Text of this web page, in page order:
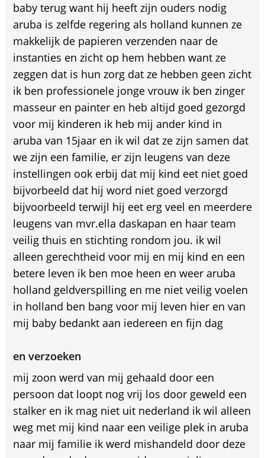
baby terug want hij heeft zijn ouders nodig
aruba is zelfde regering als holland kunnen ze
makkelijk de papieren verzenden naar de
instanties en zicht op hem hebben want ze
zeggen dat is hun zorg dat ze hebben geen zicht
ik ben professionele jonge vrouw ik ben zinger
masseur en painter en heb altijd goed gezorgd
voor mij kinderen ik heb mij ander kind in
aruba van 15jaar en ik wil dat ze zijn samen dat
we zijn een familie, er zijn leugens van deze
instellingen ook erbij dat mij kind eet niet goed
bijvorbeeld dat hij word niet goed verzorgd
bijvoorbeeld terwijl hij eet erg veel en meerdere
leugens van mvr.ella daskapan en haar team
veilig thuis en stichting rondom jou. ik wil
alleen gerechtheid voor mij en mij kind en een
betere leven ik ben moe heen en weer aruba
holland geldverspilling en me niet veilig voelen
in holland ben bang voor mij leven hier en van
mij baby bedankt aan iedereen en fijn dag
en verzoeken
mij zoon werd van mij gehaald door een
persoon dat loopt nog vrij los door geweld een
stalker en ik mag niet uit nederland ik wil alleen
weg met mij kind naar een veilige plek in aruba
naar mij familie ik werd mishandeld door deze